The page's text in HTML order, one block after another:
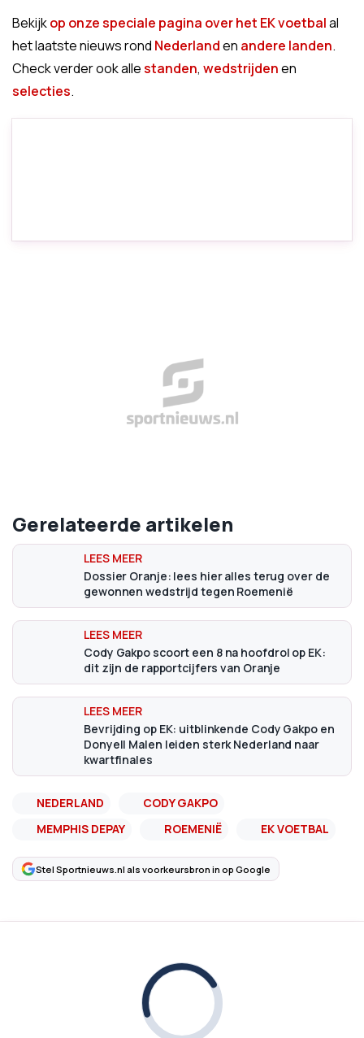
Bekijkop onze speciale pagina over het EK voetbalal
het laatste nieuws rond Nederlanden andere landen.
Check verder ook allestanden, wedstrijdenen
selecties.
Gerelateerde artikelen
Dossier Oranje: lees hier alles terug over de
gewonnen wedstrijd tegen Roemenië
Cody Gakpo scoort een 8 na hoofdrol op EK:
dit zijn de rapportcijfers van Oranje
Bevrijding op EK: uitblinkende Cody Gakpo en
Donyell Malen leiden sterk Nederland naar
kwartfinales
NEDERLAND
CODY GAKPO
MEMPHIS DEPAY
ROEMENIË EK VOETBAL
Stel Sportnieuws.nl als voorkeursbron in op Google